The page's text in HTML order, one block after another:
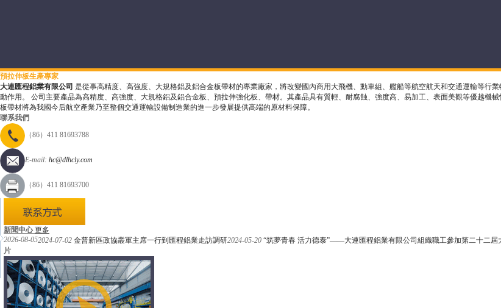
預拉伸板生產專家
大連匯程鋁業有限公司 是從事高精度、高強度、大規格鋁及鋁合金板帶材的專業廠家，將改變國內商用大飛機、動車組、艦船等航空航天和交通運輸等行
動作用。 公司主要產品為高精度、高強度、大規格鋁及鋁合金板、預拉伸強化板、帶材。其產品具有質輕、耐腐蝕、強度高、易加工、表面美觀等優越
板帶材將為我國今后航空產業乃至整個交通運輸設備制造業的進一步發展提供高端的原材料保障。
聯系我們
（86）411 81693788
E-mail: hc@dlhcly.com
（86）411 81693700
新聞中心 更多
2026-08-052024-07-02 金普新區政協叢軍主席一行到匯程鋁業走訪調研2024-05-20 “筑夢青春 活力德泰”——大連匯程鋁業有限公司組織職工參加第二十二屆
片